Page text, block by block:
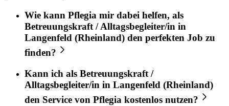
Wie kann Pflegia mir dabei helfen, als
Betreuungskraft / Alltagsbegleiter/in in
Langenfeld (Rheinland) den perfekten Job zu
finden?
Kann ich als Betreuungskraft /
Alltagsbegleiter/in in Langenfeld (Rheinland)
den Service von Pflegia kostenlos nutzen?